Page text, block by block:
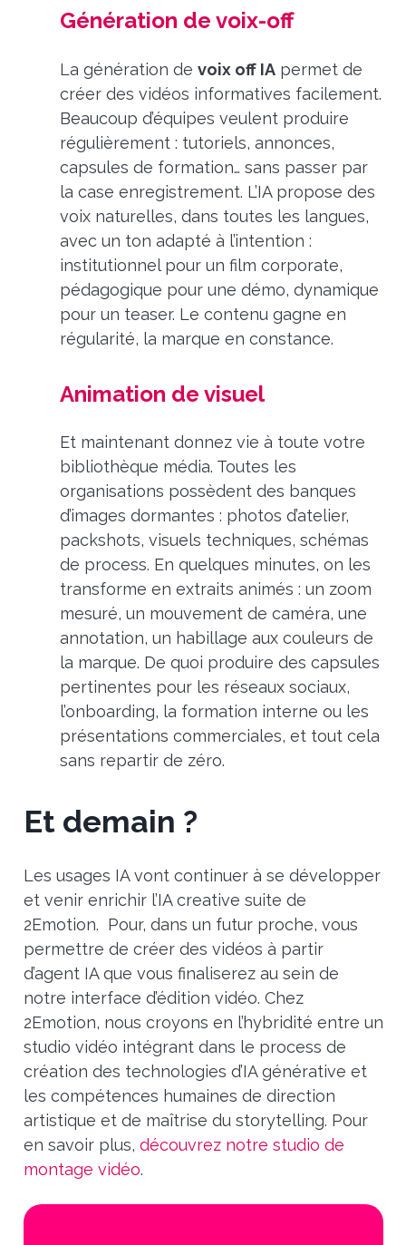
Génération de voix-off
La génération de voix off IApermet de
créer des vidéos informatives facilement.
Beaucoup d’équipes veulent produire
régulièrement : tutoriels, annonces,
capsules de formation… sans passer par
la case enregistrement. L’IA propose des
voix naturelles, dans toutes les langues,
avec un ton adapté à l’intention :
institutionnel pour un film corporate,
pédagogique pour une démo, dynamique
pour un teaser. Le contenu gagne en
régularité, la marque en constance.
Animation de visuel
Et maintenant donnez vie à toute votre
bibliothèque média. Toutes les
organisations possèdent des banques
d’images dormantes : photos d’atelier,
packshots, visuels techniques, schémas
de process. En quelques minutes, on les
transforme en extraits animés : un zoom
mesuré, un mouvement de caméra, une
annotation, un habillage aux couleurs de
la marque. De quoi produire des capsules
pertinentes pour les réseaux sociaux,
l’onboarding, la formation interne ou les
présentations commerciales, et tout cela
sans repartir de zéro.
Et demain ?
Les usages IA vont continuer à se développer
et venir enrichir l’IA creative suite de
2Emotion. Pour, dans un futur proche, vous
permettre de créer des vidéos à partir
d’agent IA que vous finaliserez au sein de
notre interface d’édition vidéo. Chez
2Emotion, nous croyons en l’hybridité entre un
studio vidéo intégrant dans le process de
création des technologies d’IA générative et
les compétences humaines de direction
artistique et de maîtrise du storytelling. Pour
en savoir plus, découvrez notre studio de
montage vidéo.